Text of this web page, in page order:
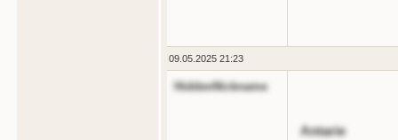
09.05.2025 21:23
HiddenNickname
Antarie